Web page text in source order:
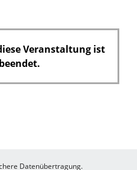
Veranstaltung ist
Datenübertragung.